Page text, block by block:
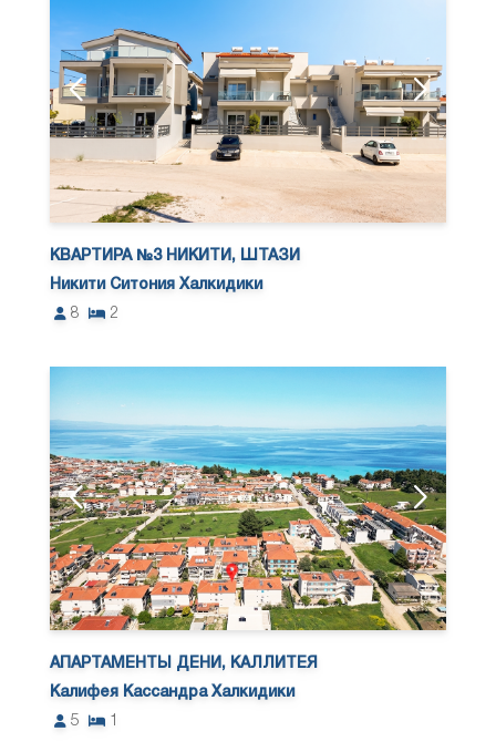
КВАРТИРА №3 НИКИТИ, ШТАЗИ
Никити Ситония Халкидики
8
2
АПАРТАМЕНТЫ ДЕНИ, КАЛЛИТЕЯ
Калифея Кассандра Халкидики
5
1